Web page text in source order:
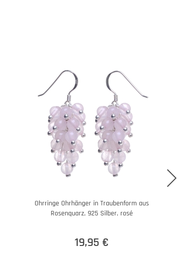
Ohrringe Ohrhänger in Traubenform aus
Rosenquarz, 925 Silber, rosé
19,95 €